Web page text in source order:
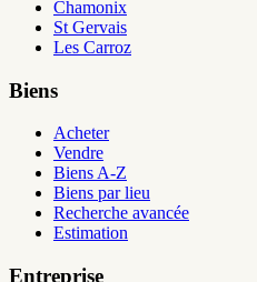
Chamonix
St Gervais
Les Carroz
Biens
Acheter
Vendre
Biens A-Z
Biens par lieu
Recherche avancée
Estimation
Entreprise